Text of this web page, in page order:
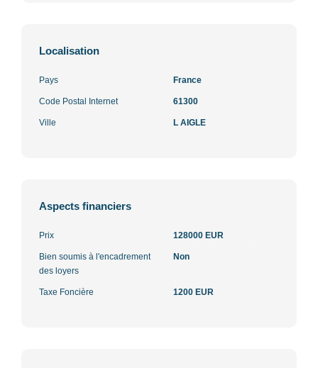
Localisation
Pays France
Code Postal Internet 61300
Ville L AIGLE
Aspects financiers
Prix 128000 EUR
Bien soumis à l'encadrement
des loyers
Non
Taxe Foncière 1200 EUR